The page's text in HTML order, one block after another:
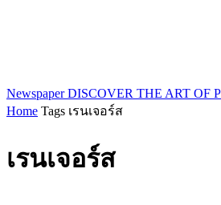
Newspaper DISCOVER THE ART OF
Home Tags เรนเจอร์ส
เรนเจอร์ส